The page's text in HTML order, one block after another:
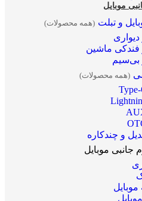
موبایل
و تبلت (همه محصولات)
فندکی ماشین
بی‌سیم
(همه محصولات)
و چندکاره
جانبی موبایل
موبایل